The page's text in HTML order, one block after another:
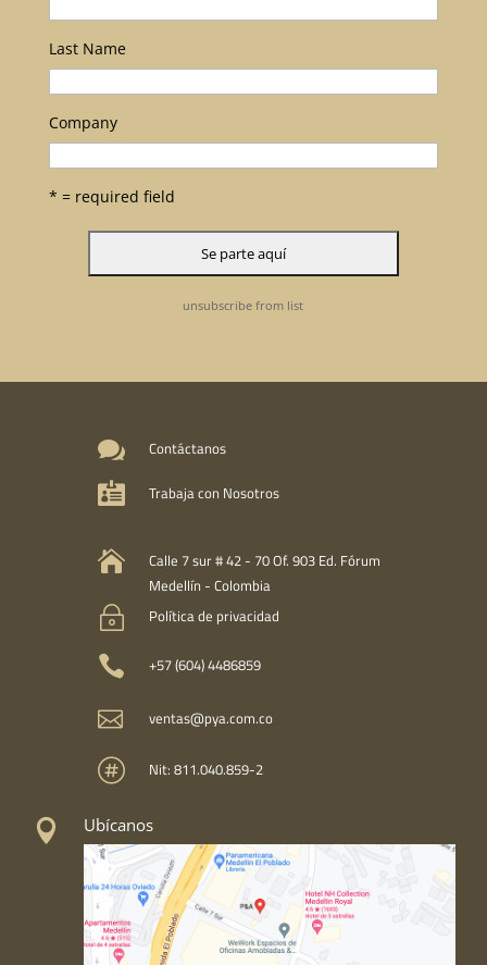
Last Name
Company
* = required field
unsubscribe from list
 Contáctanos
 Trabaja con Nosotros

Calle 7 sur # 42 - 70 Of. 903 Ed. Fórum
Medellín - Colombia
~ Política de privacidad
 +57 (604) 4486859
 ventas@pya.com.co
 Nit: 811.040.859-2
 Ubícanos